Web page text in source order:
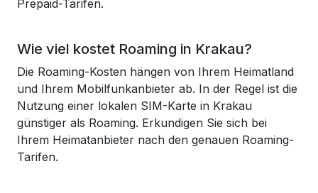
Prepaid-Tarifen.
Wie viel kostet Roaming in Krakau?
Die Roaming-Kosten hängen von Ihrem Heimatland
und Ihrem Mobilfunkanbieter ab. In der Regel ist die
Nutzung einer lokalen SIM-Karte in Krakau
günstiger als Roaming. Erkundigen Sie sich bei
Ihrem Heimatanbieter nach den genauen Roaming-
Tarifen.